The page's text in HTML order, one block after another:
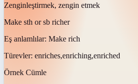
Zenginleştirmek, zengin etmek
Make sth or sb richer
Eş anlamlılar: Make rich
Türevler: enriches,enriching,enriched
Örnek Cümle